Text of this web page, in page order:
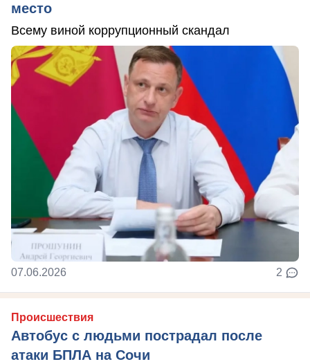
место
Всему виной коррупционный скандал
07.06.2026 2
Происшествия
Автобус с людьми пострадал после
атаки БПЛА на Сочи